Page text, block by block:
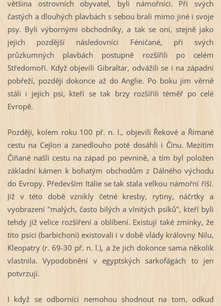
většina ostrovních obyvatel, byli námořníci. Při svých
častých a dlouhých plavbách s sebou brali mimo jiné i svoje
psy. Byli výbornými obchodníky, a tak se oni, stejně jako
jejich pozdější následovníci Féničané, při svých
průzkumných plavbách postupně rozšířili po celém
Středomoří. Když objevili Gibraltar, odvážili se i na západní
pobřeží, později dokonce až do Anglie. Po boku jim věrně
stáli i jejich psi, kteří se tak brzy rozšířili téměř po celé
Evropě.
Později, kolem roku 100 př. n. l., objevili Řekové a Římané
cestu na Cejlon a zanedlouho poté dosáhli i Čínu. Mezitím
Číňané našli cestu na západ po pevnině, a tím byl položen
základní kámen k bohatým obchodům z Dálného východu
do Evropy. Především Itálie se tak stala velkou námořní říší.
Již v této době vznikly četné kresby, rytiny, náčrtky a
vyobrazení "malých, často bílých a vlnitých psíků", kteří byli
tehdy již velice rozšíření a oblíbení. Existují také zmínky, že
tito psíci (barbichoni) existovali i v době vlády královny Nilu,
Kleopatry (r. 69-30 př. n. l.), a že jich dokonce sama několik
vlastnila. Vypodobnění v egyptských sarkofágách to jen
potvrzují.
I když se odborníci nemohou shodnout na tom, odkud